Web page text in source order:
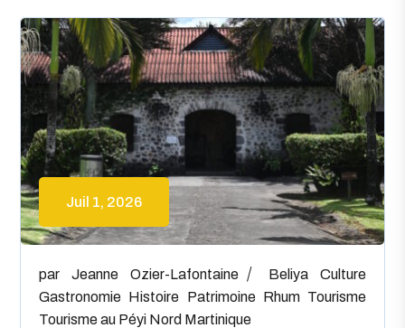
Juil 1, 2026
parJeanne Ozier-Lafontaine Beliya
Culture
Gastronomie Histoire Patrimoine Rhum Tourisme
Tourisme au Péyi Nord Martinique